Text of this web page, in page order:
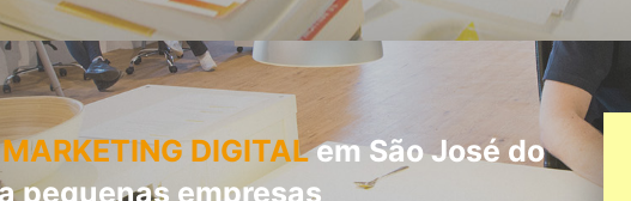
DIGITALem São José do
pequenas empresas